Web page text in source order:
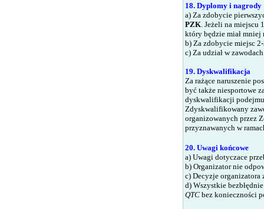
18. Dyplomy i nagrody
a) Za zdobycie
PZK. Jeżeli na miejscu
który będzie miał mniej
b) Za zdobycie miejsc
c) Za udział w
19. Dyskwalifikacja
Za rażące naruszenie
być także niesportowe
dyskwalifikacji
Zdyskwalifikowany
organizowanych przez
przyznawanych w
20. Uwagi końcowe
a)Uwagi dotyczace
b)Organizator nie
c)Decyzje organizatora
d)Wszystkie
QTCbez konieczności